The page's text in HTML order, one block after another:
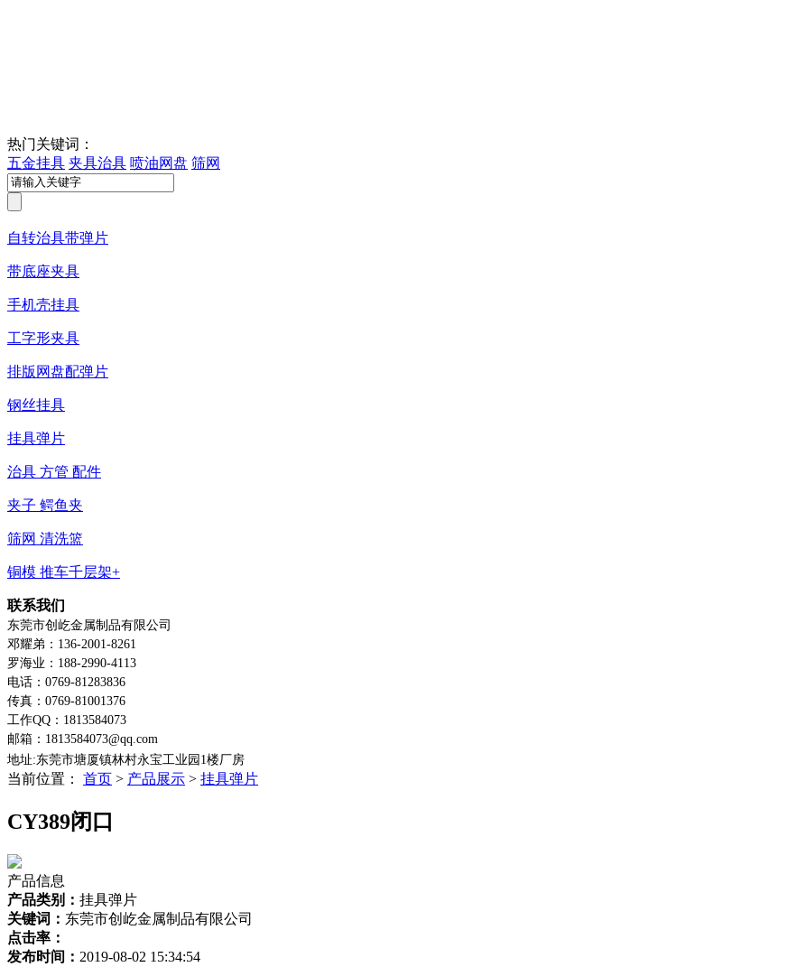
热门关键词：
五金挂具 夹具治具 喷油网盘 筛网
自转治具带弹片
带底座夹具
手机壳挂具
工字形夹具
排版网盘配弹片
钢丝挂具
挂具弹片
治具 方管 配件
夹子 鳄鱼夹
筛网 清洗篮
铜模 推车千层架+
联系我们
东莞市创屹金属制品有限公司
邓耀弟：136-2001-8261
罗海业：188-2990-4113
电话：0769-81283836
传真：0769-81001376
工作QQ：1813584073
邮箱：1813584073@qq.com
地址:东莞市塘厦镇林村永宝工业园1楼厂房
当前位置： 首页 > 产品展示 > 挂具弹片
CY389闭口
产品信息
产品类别： 挂具弹片
关键词： 东莞市创屹金属制品有限公司
点击率：
发布时间： 2019-08-02 15:34:54